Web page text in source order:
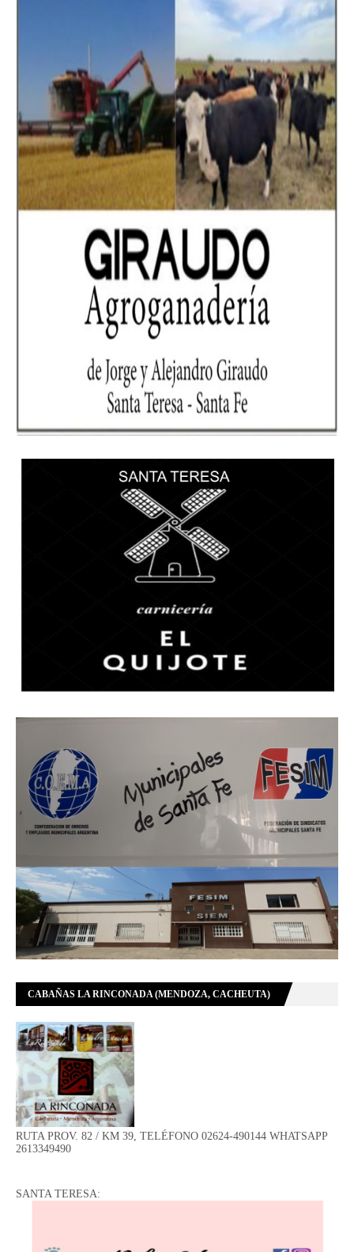
CABAÑAS LA RINCONADA (MENDOZA, CACHEUTA)
RUTA PROV. 82 / KM 39, TELÉFONO 02624-490144 WHATSAPP
2613349490
SANTA TERESA: